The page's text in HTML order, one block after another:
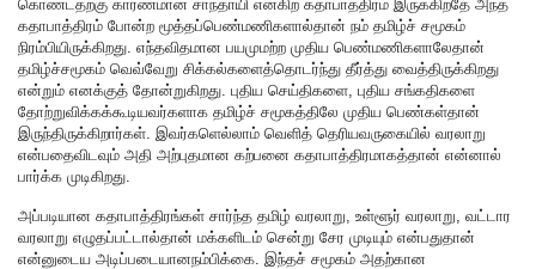
கொண்டதற்கு காரணமான சாந்தாயி என்கிற கதாபாத்திரம் இருக்கிறதே அந்த
கதாபாத்திரம் போன்ற மூத்தப்பெண்மணிகளால்தான் நம் தமிழ்ச் சமூகம்
நிரம்பியிருக்கிறது. எந்தவிதமான பயமுமற்ற முதிய பெண்மணிகளாலேதான்
தமிழ்ச்சமூகம் வெவ்வேறு சிக்கல்களைத்தொடர்ந்து தீர்த்து வைத்திருக்கிறது
என்றும் எனக்குத் தோன்றுகிறது. புதிய செய்திகளை, புதிய சங்கதிகளை
தோற்றுவிக்கக்கூடியவர்களாக தமிழ்ச் சமூகத்திலே முதிய பெண்கள்தான்
இருந்திருக்கிறார்கள். இவர்களெல்லாம் வெளித் தெரியவருகையில் வரலாறு
என்பதைவிடவும் அதி அற்புதமான கற்பனை கதாபாத்திரமாகத்தான் என்னால்
பார்க்க முடிகிறது.
அப்படியான கதாபாத்திரங்கள் சார்ந்த தமிழ் வரலாறு, உள்ளூர் வரலாறு, வட்டார
வரலாறு எழுதப்பட்டால்தான் மக்களிடம் சென்று சேர முடியும் என்பதுதான்
என்னுடைய அடிப்படையானநம்பிக்கை. இந்தச் சமூகம் அதற்கான